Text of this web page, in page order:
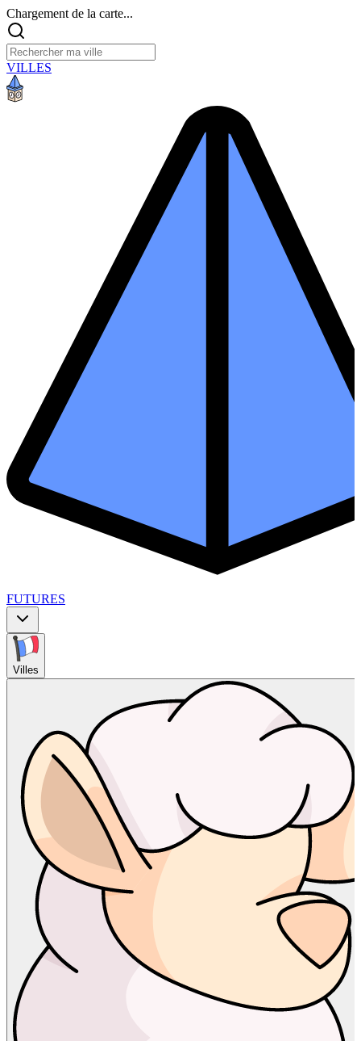
Chargement de la carte...
VILLES
FUTURES
Villes